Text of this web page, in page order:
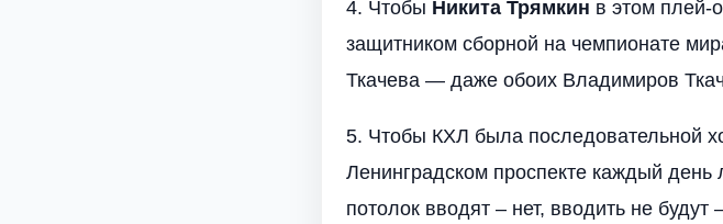
4. Чтобы Никита Трямкин в этом плей-
защитником сборной на чемпионате
Ткачева — даже обоих Владимиров
5. Чтобы КХЛ была последовательной
Ленинградском проспекте каждый день
потолок вводят – нет, вводить не